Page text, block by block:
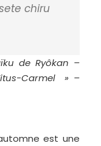
chiru
de Ryôkan –
Carmel » –
est une